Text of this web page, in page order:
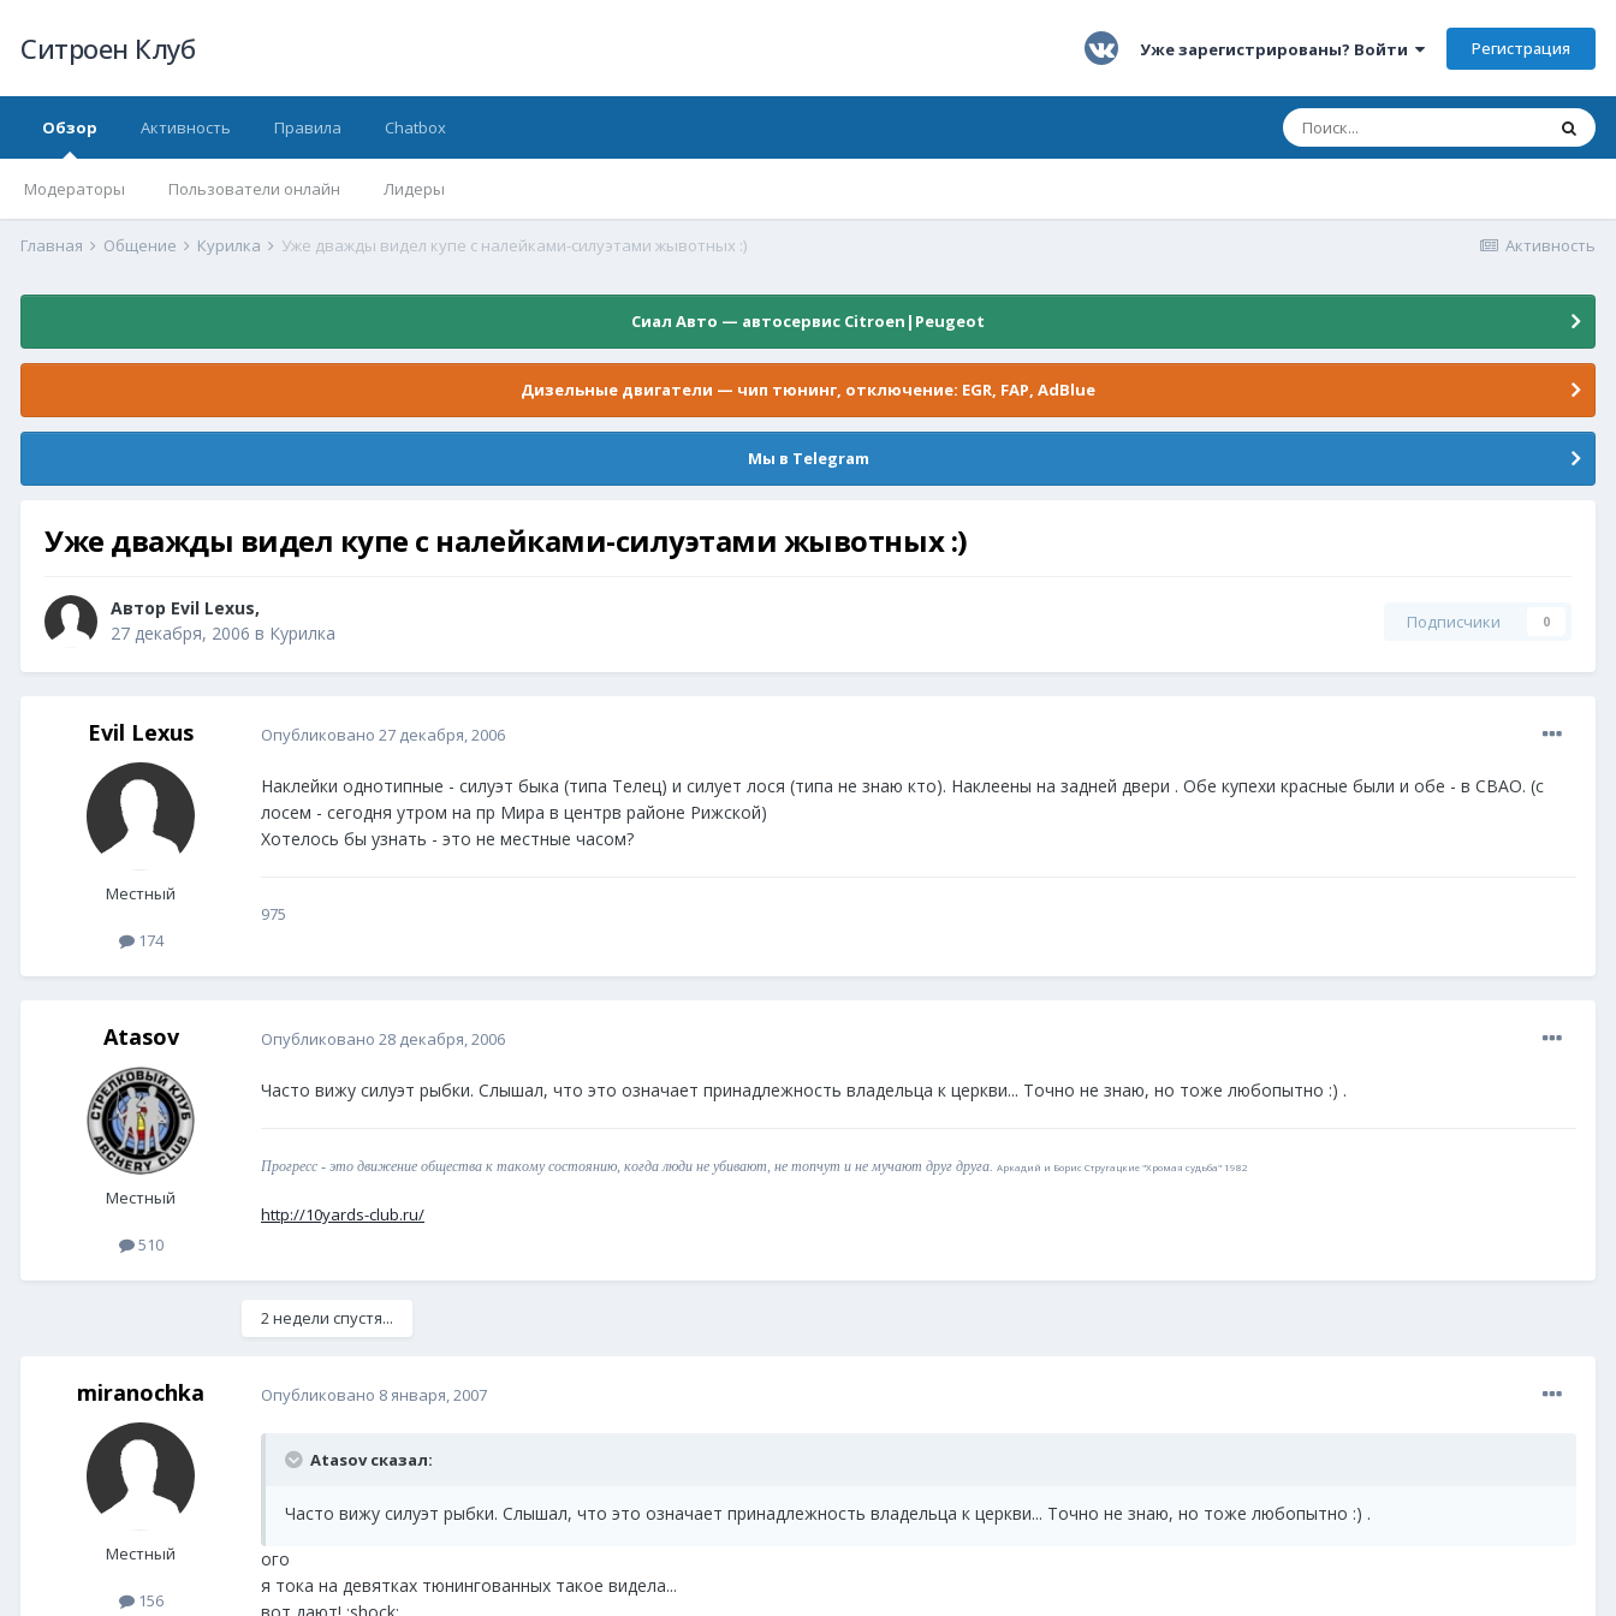
Ситроен Клуб Уже зарегистрированы? Войти Регистрация
Обзор
Модераторы Пользователи онлайн Лидеры
Активность Правила Chatbox
Активность
Главная Общение Курилка Уже дважды видел купе с налейками-силуэтами жывотных :)
Сиал Авто — автосервис Citroen|Peugeot
Дизельные двигатели — чип тюнинг, отключение: EGR, FAP, AdBlue
Мы в Telegram
Уже дважды видел купе с налейками-силуэтами жывотных :)
Автор Evil Lexus,
27 декабря, 2006 в Курилка Подписчики 0
Evil Lexus
Местный
174
Опубликовано 27 декабря, 2006
Наклейки однотипные - силуэт быка (типа Телец) и силует лося (типа не знаю кто). Наклеены на задней двери . Обе купехи красные были и обе - в СВАО. (с
лосем - сегодня утром на пр Мира в центрв районе Рижской)
Хотелось бы узнать - это не местные часом?
975
Atasov
Местный
510
Опубликовано 28 декабря, 2006
Часто вижу силуэт рыбки. Слышал, что это означает принадлежность владельца к церкви... Точно не знаю, но тоже любопытно :) .
Прогресс - это движение общества к такому состоянию, когда люди не убивают, не топчут и не мучают друг друга. Аркадий и Борис Стругацкие "Хромая судьба" 1982
http://10yards-club.ru/
2 недели спустя...
miranochka
Местный
156
Опубликовано 8 января, 2007
Atasov сказал:
Часто вижу силуэт рыбки. Слышал, что это означает принадлежность владельца к церкви... Точно не знаю, но тоже любопытно :) .
ого
я тока на девятках тюнингованных такое видела...